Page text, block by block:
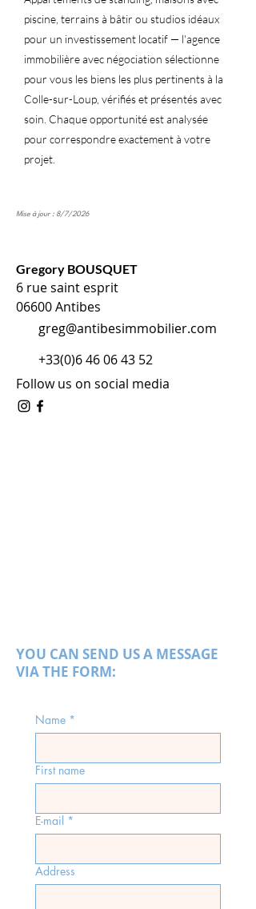
piscine, terrains à bâtir ou studios idéaux
pour un investissement locatif — l'agence
immobilière avec négociation sélectionne
pour vous les biens les plus pertinents à la
Colle-sur-Loup, vérifiés et présentés avec
soin. Chaque opportunité est analysée
pour correspondre exactement à votre
projet.
Mise à jour : 8/7/2026
Gregory BOUSQUET
6 rue saint esprit
06600 Antibes
greg@antibesimmobilier.com
+33(0)6 46 06 43 52
Follow us on social media
YOU CAN SEND US A MESSAGE
VIA THE FORM:
Name *
First name
E-mail *
Address